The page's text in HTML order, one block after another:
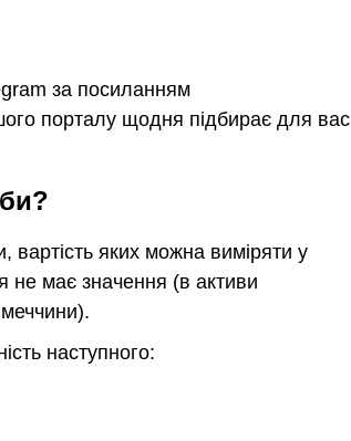
за посиланням
порталу щодня підбирає для вас
вартість яких можна виміряти у
не має значення (в активи
наступного: